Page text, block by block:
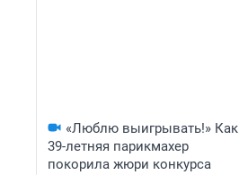
«Люблю выигрывать!» Как
39-летняя парикмахер
покорила жюри конкурса